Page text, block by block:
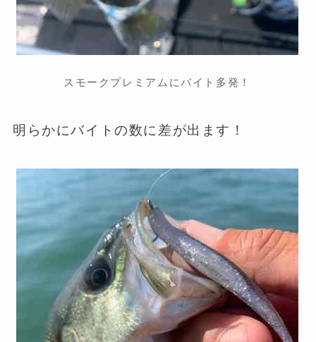
スモークプレミアムにバイト多発！
明らかにバイトの数に差が出ます！